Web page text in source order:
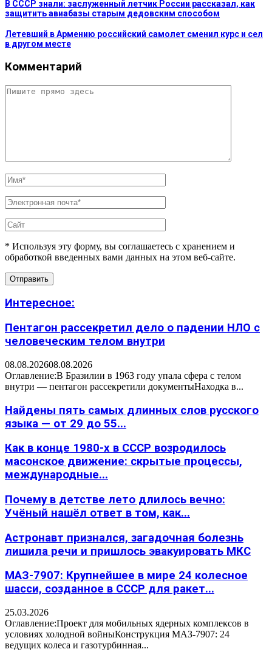
В СССР знали: заслуженный летчик России рассказал, как
защитить авиабазы старым дедовским способом
Летевший в Армению российский самолет сменил курс и сел
в другом месте
Комментарий
* Используя эту форму, вы соглашаетесь с хранением и
обработкой введенных вами данных на этом веб-сайте.
Интересное:
Пентагон рассекретил дело о падении НЛО с
человеческим телом внутри
08.08.202608.08.2026
Оглавление:В Бразилии в 1963 году упала сфера с телом
внутри — пентагон рассекретили документыНаходка в...
Найдены пять самых длинных слов русского
языка — от 29 до 55...
Как в конце 1980-х в СССР возродилось
масонское движение: скрытые процессы,
международные...
Почему в детстве лето длилось вечно:
Учёный нашёл ответ в том, как...
Астронавт признался, загадочная болезнь
лишила речи и пришлось эвакуировать МКС
МАЗ-7907: Крупнейшее в мире 24 колесное
шасси, созданное в СССР для ракет...
25.03.2026
Оглавление:Проект для мобильных ядерных комплексов в
условиях холодной войныКонструкция МАЗ-7907: 24
ведущих колеса и газотурбинная...